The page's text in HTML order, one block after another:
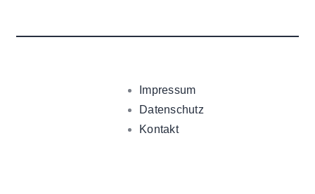
Impressum
Datenschutz
Kontakt